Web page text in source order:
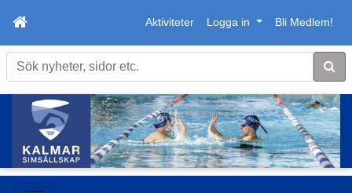
Aktiviteter Logga in Bli Medlem!
Sök